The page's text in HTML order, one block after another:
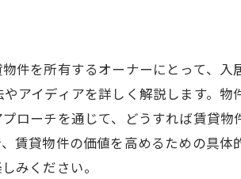
件を所有するオーナーにとって、入
アイディアを詳しく解説します。物
ローチを通じて、どうすれば賃貸物
賃貸物件の価値を高めるための具体
みください。